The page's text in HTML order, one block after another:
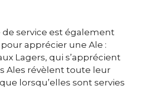
service est également
apprécier une Ale :
Lagers, qui s’apprécient
Ales révèlent toute leur
lorsqu’elles sont servies